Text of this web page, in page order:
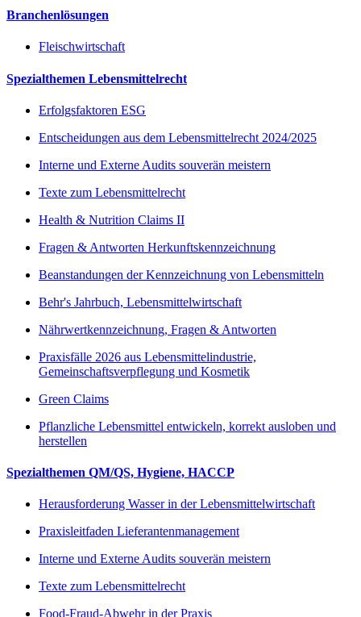
Branchenlösungen
Fleischwirtschaft
Spezialthemen Lebensmittelrecht
Erfolgsfaktoren ESG
Entscheidungen aus dem Lebensmittelrecht 2024/2025
Interne und Externe Audits souverän meistern
Texte zum Lebensmittelrecht
Health & Nutrition Claims II
Fragen & Antworten Herkunftskennzeichnung
Beanstandungen der Kennzeichnung von Lebensmitteln
Behr's Jahrbuch, Lebensmittelwirtschaft
Nährwertkennzeichnung, Fragen & Antworten
Praxisfälle 2026 aus Lebensmittelindustrie,
Gemeinschaftsverpflegung und Kosmetik
Green Claims
Pflanzliche Lebensmittel entwickeln, korrekt ausloben und
herstellen
Spezialthemen QM/QS, Hygiene, HACCP
Herausforderung Wasser in der Lebensmittelwirtschaft
Praxisleitfaden Lieferantenmanagement
Interne und Externe Audits souverän meistern
Texte zum Lebensmittelrecht
Food-Fraud-Abwehr in der Praxis